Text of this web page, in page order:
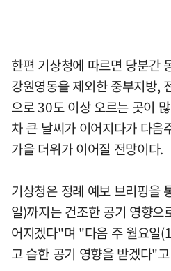
한편 기상청에 따르면 당분간
강원영동을 제외한 중부지방,
으로 30도 이상 오르는 곳이
차 큰 날씨가 이어지다가 다음
가을 더위가 이어질 전망이다.
기상청은 정례 예보 브리핑을
일)까지는 건조한 공기 영향으
어지겠다"며 "다음 주 월요일
고 습한 공기 영향을 받겠다"